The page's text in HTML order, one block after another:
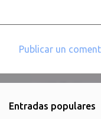
e
Publicar un
Entradas populares